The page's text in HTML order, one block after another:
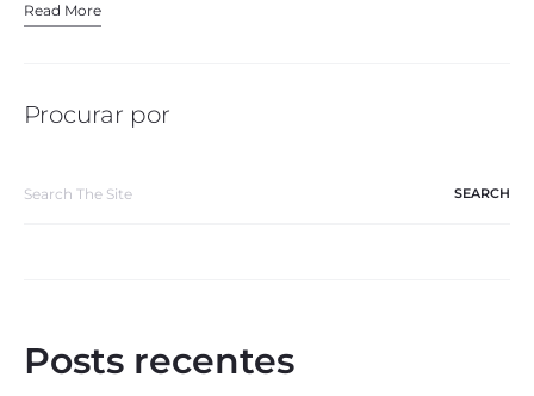
Read More
Procurar por
Posts recentes